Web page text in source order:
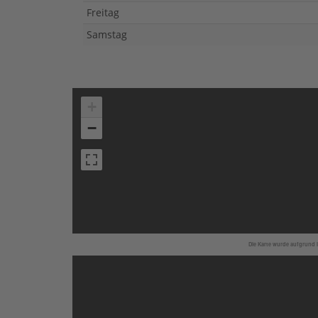
Freitag
Samstag
Die Karte wurde aufgrund
−